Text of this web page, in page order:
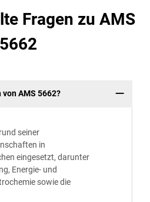
Fragen zu AMS
5662
AMS 5662?
seiner
in
eingesetzt, darunter
Energie- und
sowie die